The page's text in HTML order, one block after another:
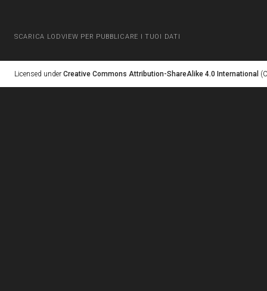
SCARICA LODVIEW PER PUBBLICARE I TUOI DATI
Licensed under Creative Commons Attribution-ShareAlike 4.0 International